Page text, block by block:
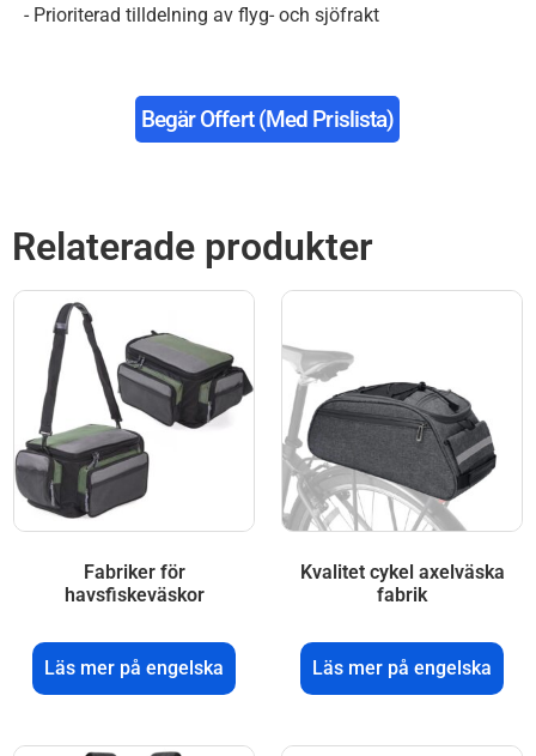
- Prioriterad tilldelning av flyg- och sjöfrakt
Begär Offert (med Prislista)
Relaterade produkter
Fabriker för
havsfiskeväskor
Läs mer på engelska
Kvalitet cykel axelväska
fabrik
Läs mer på engelska